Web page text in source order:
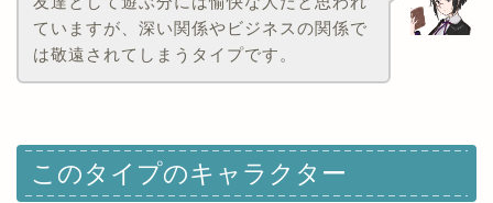
ていますが、深い関係やビジネスの関係で
は敬遠されてしまうタイプです。
このタイプのキャラクター